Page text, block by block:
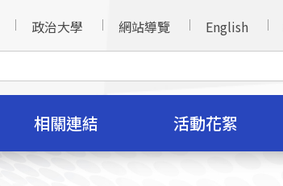
政治大學 網站導覽 English
相關連結 活動花絮